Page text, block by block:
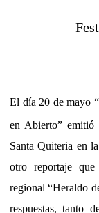
El día 20 de mayo
en Abierto” emitió
Santa Quiteria en
otro reportaje
regional “Heraldo
respuestas, tanto